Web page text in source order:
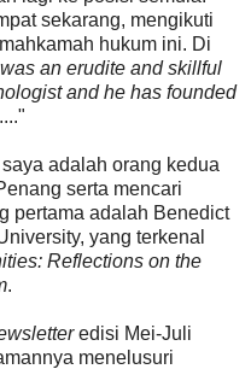
sekarang, mengikuti
hukum ini. Di
an erudite and skillful
and he has founded
...."
adalah orang kedua
serta mencari
pertama adalah Benedict
yang terkenal
Reflections on the
.
edisi Mei-Juli
menelusuri